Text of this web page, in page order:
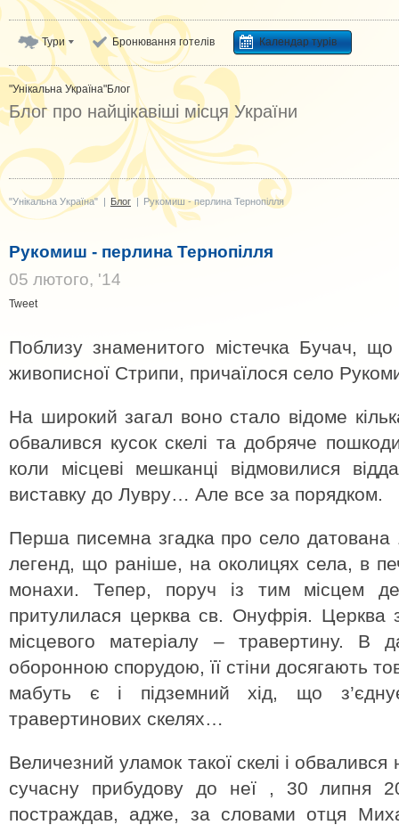
Тури Бронювання готелів Календар турів
"Унікальна Україна"Блог
Блог про найцікавіші місця України
"Унікальна Україна" | Блог | Рукомиш - перлина Тернопілля
Рукомиш - перлина Тернопілля
05 лютого, '14
Tweet
Поблизу знаменитого містечка Бучач,
живописної Стрипи, причаїлося село
На широкий загал воно стало відоме
обвалився кусок скелі та добряче
коли місцеві мешканці відмовилися
виставку до Лувру… Але все за порядком.
Перша писемна згадка про село датована
легенд, що раніше, на околицях села, в
монахи. Тепер, поруч із тим місцем
притулилася церква св. Онуфрія. Церква
місцевого матеріалу – травертину. В
оборонною спорудою, її стіни досягають
мабуть є і підземний хід, що
травертинових скелях…
Величезний уламок такої скелі і
сучасну прибудову до неї , 30 липня
постраждав, адже, за словами отця